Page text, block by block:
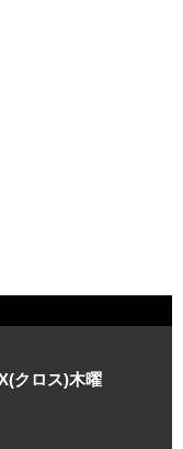
クロス)木曜